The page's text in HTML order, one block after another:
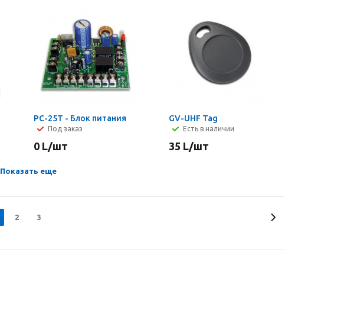
PC-25T - Блок питания
Под заказ
0 L/шт
GV-UHF Tag
Есть в наличии
35 L/шт
Показать еще
2 3